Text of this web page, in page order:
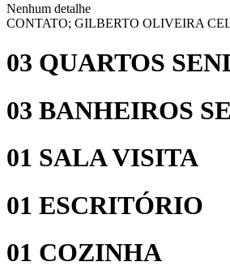
Nenhum detalhe
CONTATO; GILBERTO OLIVEIRA
03 QUARTOS
03 BANHEIROS
01 SALA VISITA
01 ESCRITÓRIO
01 COZINHA